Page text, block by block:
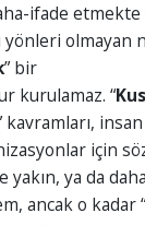
ifade etmekte
yönleri olmayan
” bir
kurulamaz. “
kavramları,
için
ya da
ancak o kadar “